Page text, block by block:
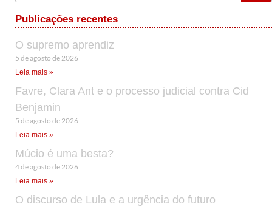
Publicações recentes
O supremo aprendiz
5 de agosto de 2026
Leia mais »
Favre, Clara Ant e o processo judicial contra Cid
Benjamin
5 de agosto de 2026
Leia mais »
Múcio é uma besta?
4 de agosto de 2026
Leia mais »
O discurso de Lula e a urgência do futuro